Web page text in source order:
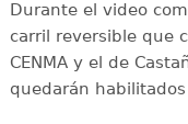
Durante el video
carril reversible que
CENMA y el de
quedarán